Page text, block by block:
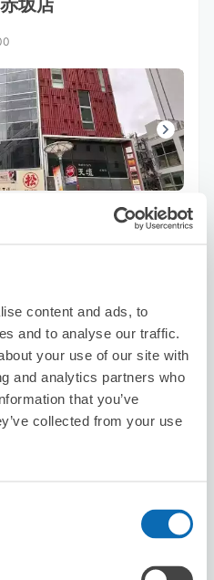
content and ads, to
and to analyse our traffic.
your use of our site with
and analytics partners who
that you’ve
collected from your use
坂店
を予約する
店
かったので助かりました！ス